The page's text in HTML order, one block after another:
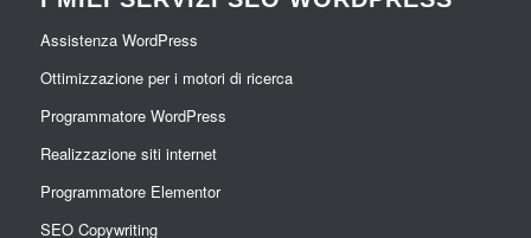
Assistenza WordPress
Ottimizzazione per i motori di ricerca
Programmatore WordPress
Realizzazione siti internet
Programmatore Elementor
SEO Copywriting